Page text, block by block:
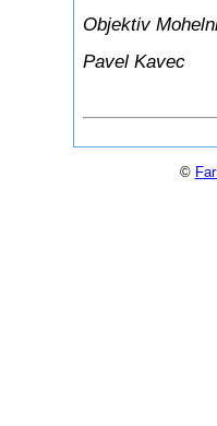
Objektiv
Pavel Kavec
©